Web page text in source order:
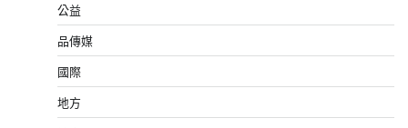
公益
品傳媒
國際
地方